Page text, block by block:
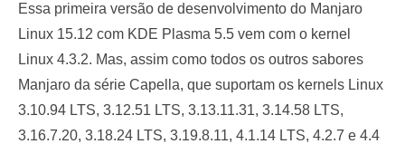
Essa primeira versão de desenvolvimento do Manjaro
Linux 15.12 com KDE Plasma 5.5 vem com o kernel
Linux 4.3.2. Mas, assim como todos os outros sabores
Manjaro da série Capella, que suportam os kernels Linux
3.10.94 LTS, 3.12.51 LTS, 3.13.11.31, 3.14.58 LTS,
3.16.7.20, 3.18.24 LTS, 3.19.8.11, 4.1.14 LTS, 4.2.7 e 4.4